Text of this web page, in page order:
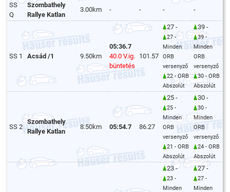
SS
Q
Szombathely
Rallye Katlan
3.00km - - - -
SS 1 Acsád /1 9.50km
05:36.7
40.0 V.ig.
büntetés
101.57
27 -
27 -
Minden
ORB
versenyző
22 - ORB
Abszolút
39 -
39 -
Minden
ORB
versenyző
30 - ORB
Abszolút
SS 2
Szombathely
Rallye Katlan
8.50km 05:54.7 86.27
25 -
25 -
Minden
ORB
versenyző
21 - ORB
Abszolút
30 -
30 -
Minden
ORB
versenyző
24 - ORB
Abszolút
23 -
23 -
Minden
27 -
27 -
Minden